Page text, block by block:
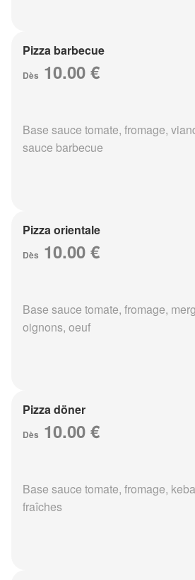
Pizza barbecue
Dès 10.00 €
Base sauce tomate, fromage,
sauce barbecue
Pizza orientale
Dès 10.00 €
Base sauce tomate, fromage,
oignons, oeuf
Pizza döner
Dès 10.00 €
Base sauce tomate, fromage,
fraîches